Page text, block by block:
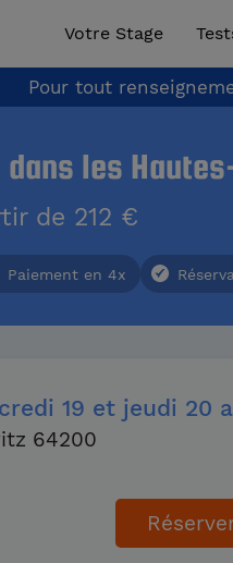
Votre Stage
Pour tout
les
de 212 €
Paiement en 4x
19 et jeudi 20
64200